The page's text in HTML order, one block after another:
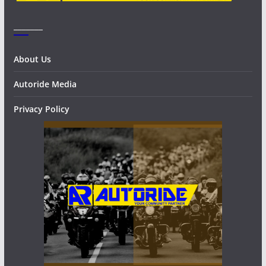
About Us
Autoride Media
Privacy Policy